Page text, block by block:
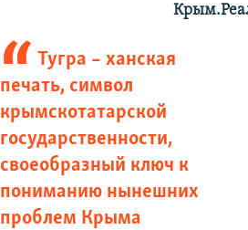
Тугра – ханская
печать, символ
крымскотатарской
государственности,
своеобразный ключ к
пониманию нынешних
проблем Крыма